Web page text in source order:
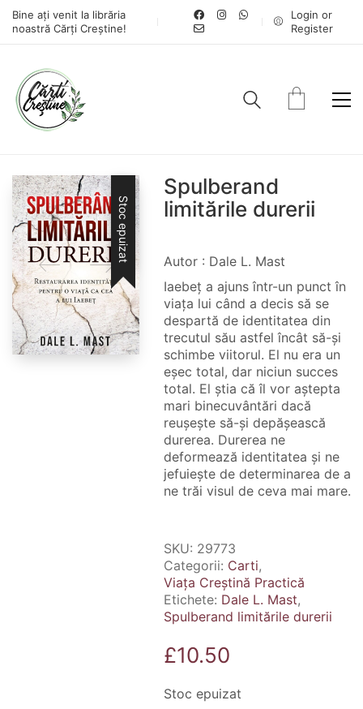
Bine ați venit la librăria
noastră Cărți Creștine!
Login or
Register
Stoc epuizat
Spulberand
limitările durerii
Autor : Dale L. Mast
Iaebeț a ajuns într-un punct în
viața lui când a decis să se
despartă de identitatea din
trecutul său astfel încât să-și
schimbe viitorul. El nu era un
eșec total, dar niciun succes
total. El știa că îl vor aștepta
mari binecuvântări dacă
reușește să-și depășească
durerea. Durerea ne
deformează identitatea și ne
jefuiește de determinarea de a
ne trăi visul de ceva mai mare.
SKU: 29773
Categorii: Carti,
Viața Creștină Practică
Etichete: Dale L. Mast,
Spulberand limitările durerii
£10.50
Stoc epuizat